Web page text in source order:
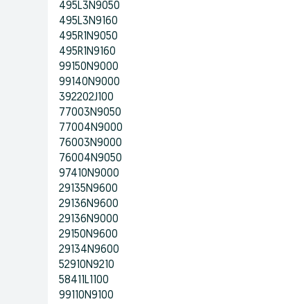
495L3N9050
495L3N9160
495R1N9050
495R1N9160
99150N9000
99140N9000
392202J100
77003N9050
77004N9000
76003N9000
76004N9050
97410N9000
29135N9600
29136N9600
29136N9000
29150N9600
29134N9600
52910N9210
58411L1100
99110N9100